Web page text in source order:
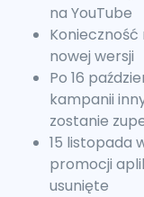
na YouTube
nowej wersji
Po 16
kampanii
zostanie
15 listopada
promocji
usunięte